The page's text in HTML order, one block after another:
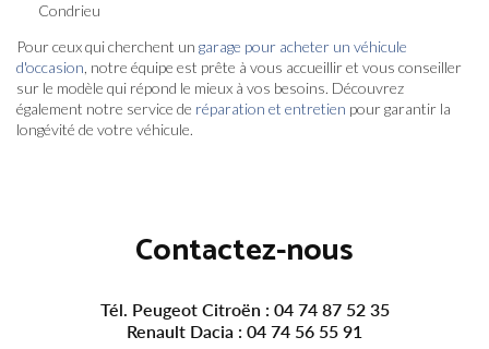
Condrieu
Pour ceux qui cherchent un garage pour acheter un véhicule
d'occasion , notre équipe est prête à vous accueillir et vous conseiller
sur le modèle qui répond le mieux à vos besoins. Découvrez
également notre service de réparation et entretien pour garantir la
longévité de votre véhicule.
Contactez-nous
Tél. Peugeot Citroën : 04 74 87 52 35
Renault Dacia : 04 74 56 55 91